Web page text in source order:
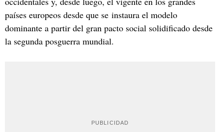
países europeos desde que se instaura el modelo
dominante a partir del gran pacto social solidificado desde
la segunda posguerra mundial.